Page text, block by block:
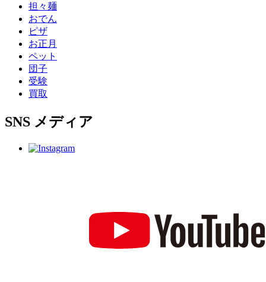
担々麺
おでん
ピザ
お正月
ペット
団子
受験
買取
SNS メディア